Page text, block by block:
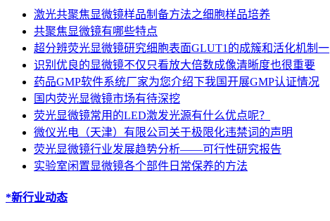
激光共聚焦显微镜样品制备方法之细胞样品培养
共聚焦显微镜有哪些特点
超分辨荧光显微镜研究细胞表面GLUT1的成簇和活化机制一
识别优良的显微镜不仅只看放大倍数成像清晰度也很重要
药品GMP软件系统厂家为您介绍下我国开展GMP认证情况
国内荧光显微镜市场有待深挖
荧光显微镜常用的LED激发光源有什么优点呢？
微仪光电（天津）有限公司关于极限化违禁词的声明
荧光显微镜行业发展趋势分析——可行性研究报告
实验室闲置显微镜各个部件日常保养的方法
*新行业动态